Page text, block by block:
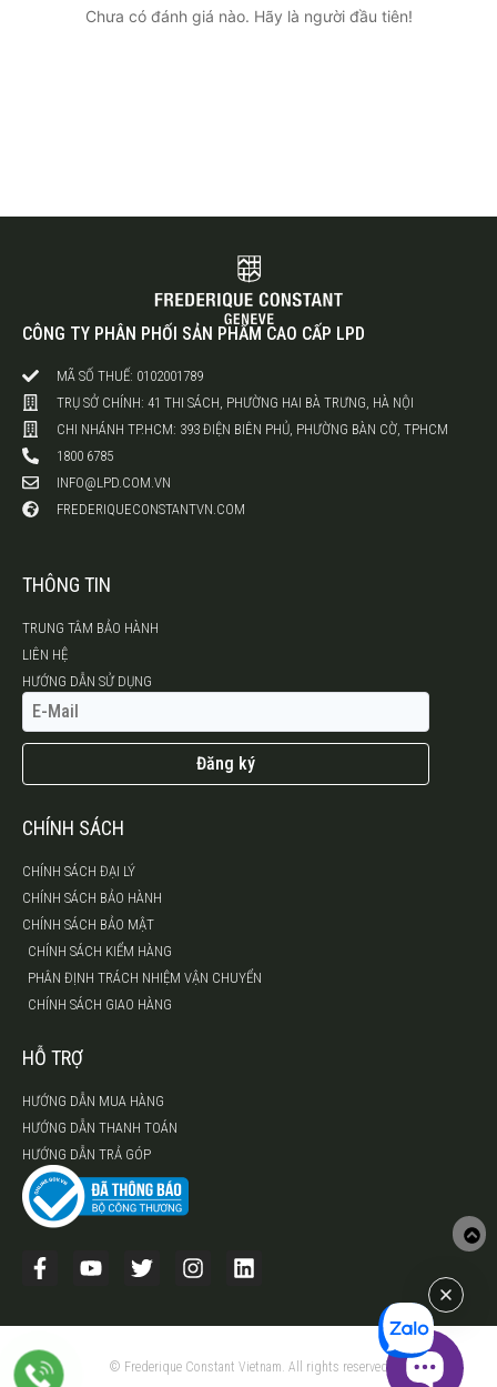
Chưa có đánh giá nào. Hãy là người đầu tiên!
CÔNG TY PHÂN PHỐI SẢN PHẨM CAO CẤP LPD
MÃ SỐ THUẾ: 0102001789
TRỤ SỞ CHÍNH: 41 THI SÁCH, PHƯỜNG HAI BÀ TRƯNG, HÀ NỘI
CHI NHÁNH TP.HCM: 393 ĐIỆN BIÊN PHỦ, PHƯỜNG BÀN CỜ, TPHCM
1800 6785
INFO@LPD.COM.VN
FREDERIQUECONSTANTVN.COM
THÔNG TIN
TRUNG TÂM BẢO HÀNH
LIÊN HỆ
HƯỚNG DẪN SỬ DỤNG
Đăng ký
CHÍNH SÁCH
CHÍNH SÁCH ĐẠI LÝ
CHÍNH SÁCH BẢO HÀNH
CHÍNH SÁCH BẢO MẬT
CHÍNH SÁCH KIỂM HÀNG
PHÂN ĐỊNH TRÁCH NHIỆM VẬN CHUYỂN
CHÍNH SÁCH GIAO HÀNG
HỖ TRỢ
HƯỚNG DẪN MUA HÀNG
HƯỚNG DẪN THANH TOÁN
HƯỚNG DẪN TRẢ GÓP
© Frederique Constant Vietnam. All rights reserved